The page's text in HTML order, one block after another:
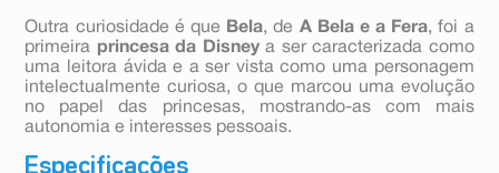
Outra curiosidade é que Bela, de A Bela e a Fera, foi a
primeira princesa da Disneya ser caracterizada como
uma leitora ávida e a ser vista como uma personagem
intelectualmente curiosa, o que marcou uma evolução
no papel das princesas, mostrando-as com mais
autonomia e interesses pessoais.
Especificações